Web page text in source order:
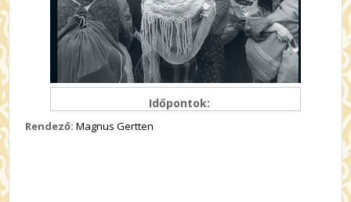
Időpontok:
Rendező: Magnus Gertten